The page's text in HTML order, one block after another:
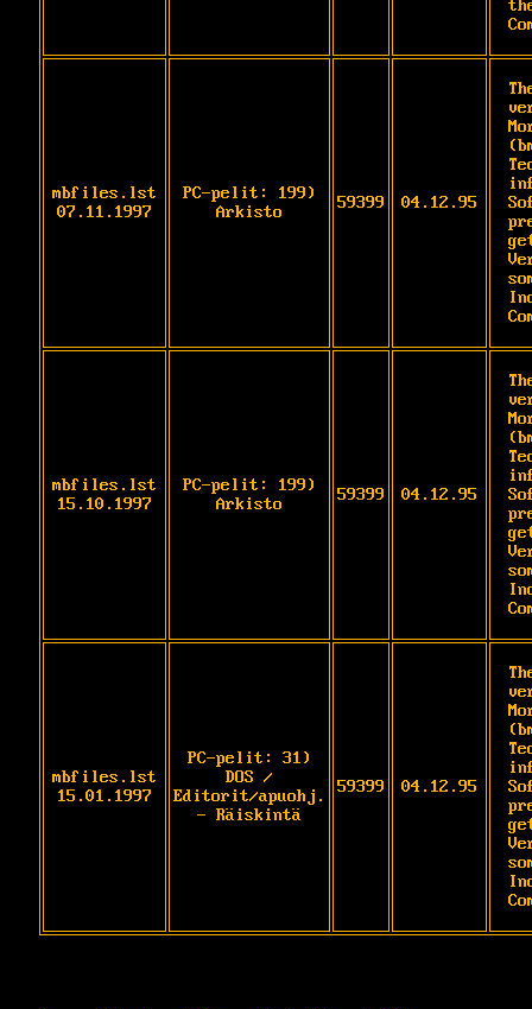
mbfiles.lst
07.11.1997
PC-pelit: 199)
Arkisto
59399 04.12.95
mbfiles.lst
15.10.1997
PC-pelit: 199)
Arkisto
59399 04.12.95
mbfiles.lst
15.01.1997
PC-pelit: 31)
DOS /
Editorit/apuohj.
- Räiskintä
59399 04.12.95